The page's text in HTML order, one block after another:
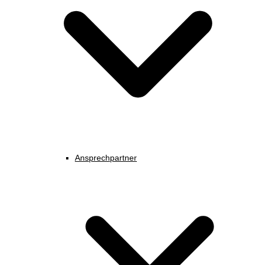
Ansprechpartner